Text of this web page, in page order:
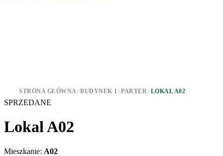
STRONA GŁÓWNA>BUDYNEK 1 >PARTER>LOKAL A02
SPRZEDANE
Lokal A02
Mieszkanie: A02